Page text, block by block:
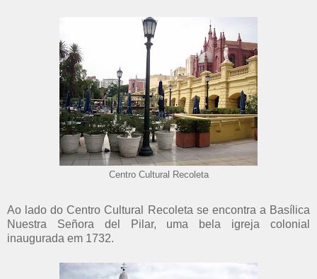
Centro Cultural Recoleta
Ao lado do Centro Cultural Recoleta se encontra a Basílica
Nuestra Señora del Pilar, uma bela igreja colonial
inaugurada em 1732.